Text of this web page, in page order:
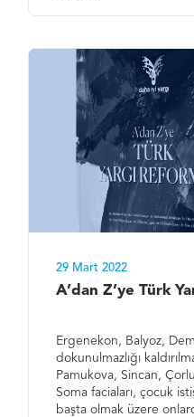
29 Mart 2022
A’dan Z’ye Türk
Ergenekon, Balyoz,
dokunulmazlığı
Pamukova, Sincan,
Soma faciaları, çocuk
başta olmak üzere